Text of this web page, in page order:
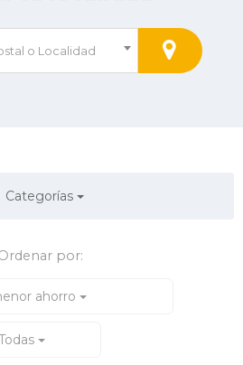
o Localidad
Categorías
por:
ahorro